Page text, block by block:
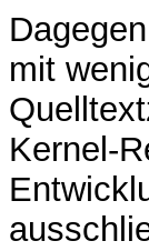
mit
Kernel-